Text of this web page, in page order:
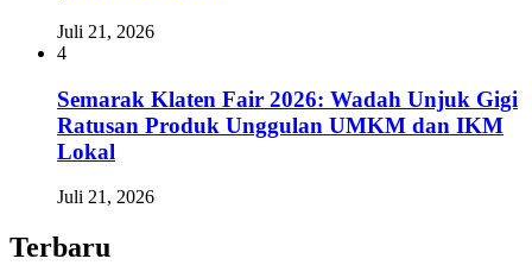
Juli 21, 2026
4
Semarak Klaten Fair 2026: Wadah Unjuk Gigi
Ratusan Produk Unggulan UMKM dan IKM
Lokal
Juli 21, 2026
Terbaru